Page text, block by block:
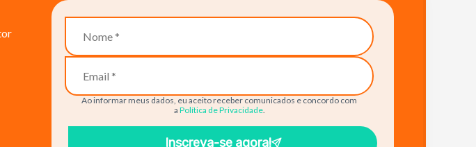
Ao informar meus dados, eu aceito receber comunicados e concordo com
a Política de Privacidade.
Inscreva-se agora!